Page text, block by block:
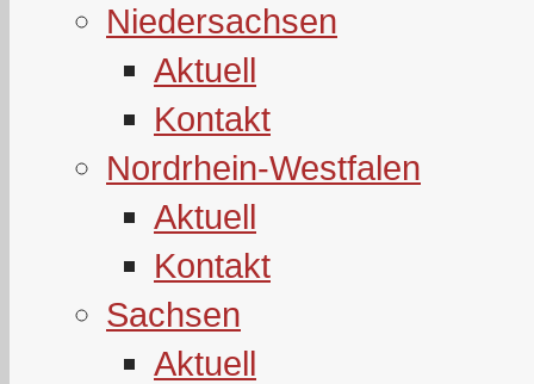
Niedersachsen
Aktuell
Kontakt
Nordrhein-Westfalen
Aktuell
Kontakt
Sachsen
Aktuell